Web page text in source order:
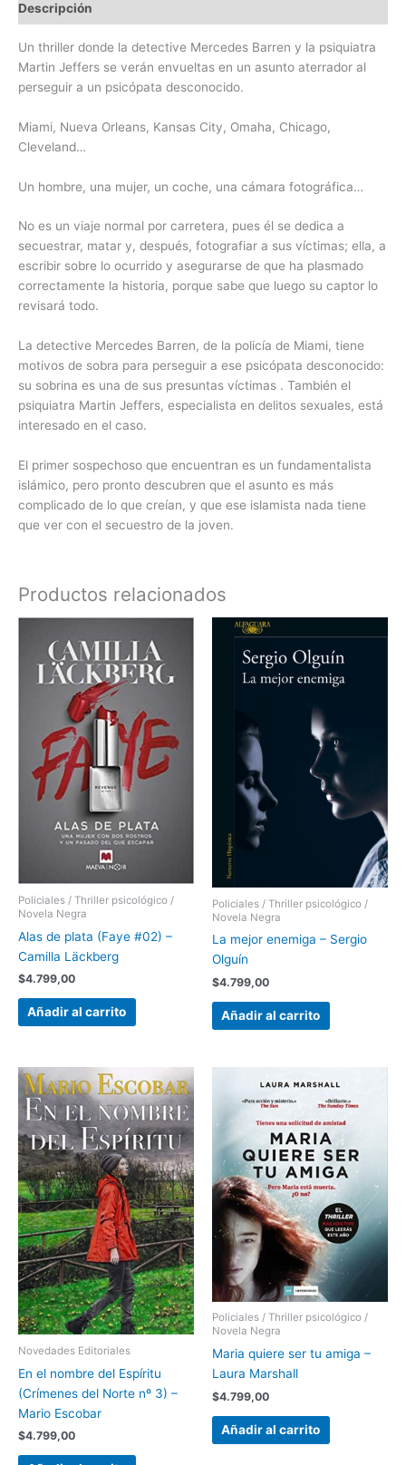
Descripción
Un thriller donde la detective Mercedes Barren y la psiquiatra
Martin Jeffers se verán envueltas en un asunto aterrador al
perseguir a un psicópata desconocido.
Miami, Nueva Orleans, Kansas City, Omaha, Chicago,
Cleveland…
Un hombre, una mujer, un coche, una cámara fotográfica…
No es un viaje normal por carretera, pues él se dedica a
secuestrar, matar y, después, fotografiar a sus víctimas; ella, a
escribir sobre lo ocurrido y asegurarse de que ha plasmado
correctamente la historia, porque sabe que luego su captor lo
revisará todo.
La detective Mercedes Barren, de la policía de Miami, tiene
motivos de sobra para perseguir a ese psicópata desconocido:
su sobrina es una de sus presuntas víctimas . También el
psiquiatra Martin Jeffers, especialista en delitos sexuales, está
interesado en el caso.
El primer sospechoso que encuentran es un fundamentalista
islámico, pero pronto descubren que el asunto es más
complicado de lo que creían, y que ese islamista nada tiene
que ver con el secuestro de la joven.
Productos relacionados
Policiales / Thriller psicológico /
Novela Negra
Alas de plata (Faye #02) –
Camilla Läckberg
$4.799,00
Añadir al carrito
Policiales / Thriller psicológico /
Novela Negra
La mejor enemiga – Sergio
Olguín
$4.799,00
Añadir al carrito
Novedades Editoriales
En el nombre del Espíritu
(Crímenes del Norte nº 3) –
Mario Escobar
$4.799,00
Policiales / Thriller psicológico /
Novela Negra
Maria quiere ser tu amiga –
Laura Marshall
$4.799,00
Añadir al carrito